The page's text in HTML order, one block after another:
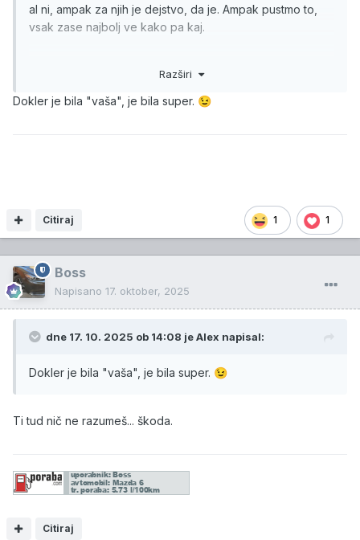
al ni, ampak za njih je dejstvo, da je. Ampak pustmo to,
vsak zase najbolj ve kako pa kaj.
1. Bergant je bil spoštljiv do vseh svojih gostov pa ne
4. Intiligentnim gledalcem je puščal naj si sami odločijo
komu bodo verjeli, čigave izjave so primernejše oziroma
bolj verjetne. Se prav je dal nam v roke kako si bomo
zadevo razlagali.
5. Tema je bila zanimiva, izjave sodelujočih tudi.
Eriki po drugi strani se vidi, da se je učila od Slaka, da se
center dogajanja in ne tema. Če ji kaj ni všeč in da ne gre
prekinjala govorca. Pri tem je bolj izražala kompleks
izvedela še kaj več. Nobene spoštljivosti nima ne do
razmišljati.
so tam, da povezujejo in ne da ustvarjajo mnenje. Če
Razširi
Dokler je bila "vaša", je bila super. 😉
1 1
Citiraj
Boss
Napisano 17. oktober, 2025
dne 17. 10. 2025 ob 14:08 jeAlex napisal:
Dokler je bila "vaša", je bila super. 😉
Ti tud nič ne razumeš... škoda.
Citiraj